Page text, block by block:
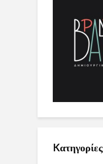
Kατηγορίες